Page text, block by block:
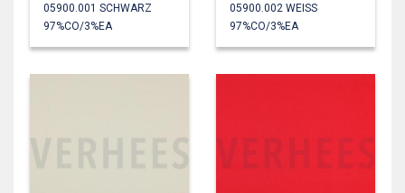
05900.001 SCHWARZ
97%CO/3%EA
05900.002 WEISS
97%CO/3%EA